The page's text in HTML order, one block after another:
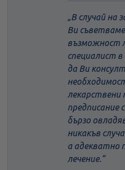
В случай на
Ви
възможност
специалист
да Ви
лекарствени
предписание
бързо
никакъв
а адекватно
лечение.